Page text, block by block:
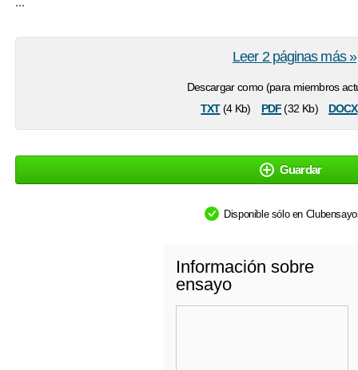
Descargar como (para miembros
txt(4 Kb) pdf(32 Kb) docx
Leer 2 páginas más »
Guardar
Disponible sólo en
Información sobre
ensayo